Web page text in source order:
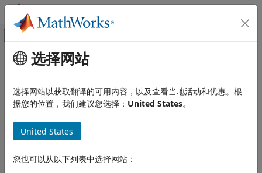
跳到内容
画布外导航菜单切换
文档主页
语言基础知识
数据类型
数值类型
本页内容
主要内容
intmin
特定整数类型的最小值
全页折叠
语法
v = intmin
选择网站
选择网站以获取翻译的可用内容，以及查看当地活动和优惠。根
据您的位置，我们建议您选择： United States。
United States
您也可以从以下列表中选择网站：